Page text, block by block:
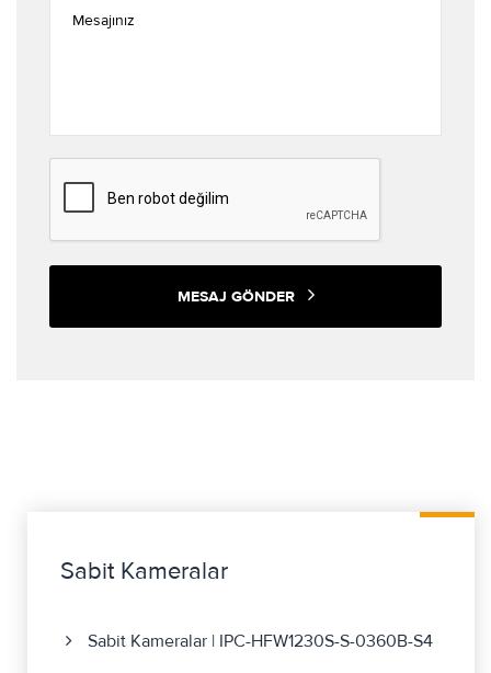
Sabit Kameralar
Sabit Kameralar | IPC-HFW1230S-S-0360B-S4
MESAJ GÖNDER